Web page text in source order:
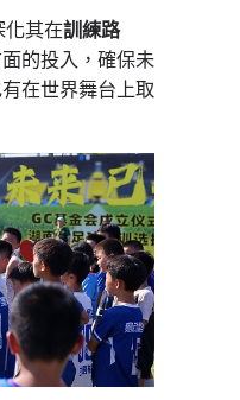
化其在訓練路
的投入，確保未
在世界舞台上取